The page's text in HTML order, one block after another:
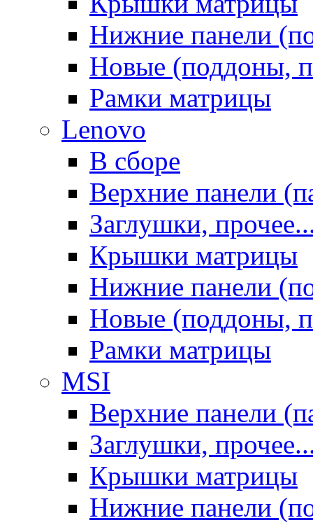
Нижние панели
Новые (поддоны,
Рамки матрицы
Lenovo
В сборе
Верхние панели
Заглушки,
Крышки матрицы
Нижние панели
Новые (поддоны,
Рамки матрицы
MSI
Верхние панели
Заглушки,
Крышки матрицы
Нижние панели